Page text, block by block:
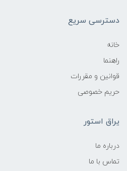
دسترسی سریع
خانه
راهنما
قوانین و مقررات
حریم خصوصی
یراق استور
درباره ما
تماس با ما